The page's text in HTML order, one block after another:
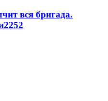
вся бригада.
2252